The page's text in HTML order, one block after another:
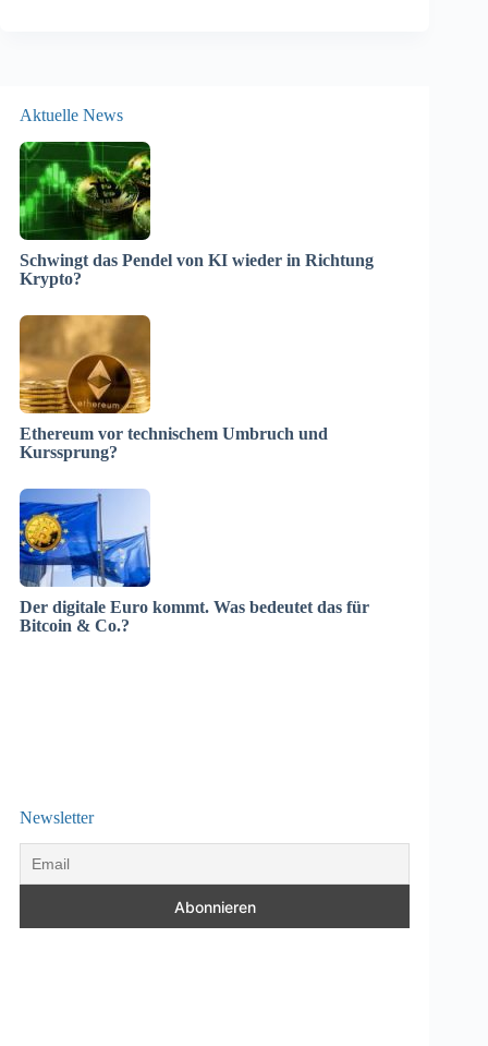
Aktuelle News
Schwingt das Pendel von KI wieder in Richtung
Krypto?
Ethereum vor technischem Umbruch und
Kurssprung?
Der digitale Euro kommt. Was bedeutet das für
Bitcoin & Co.?
Newsletter